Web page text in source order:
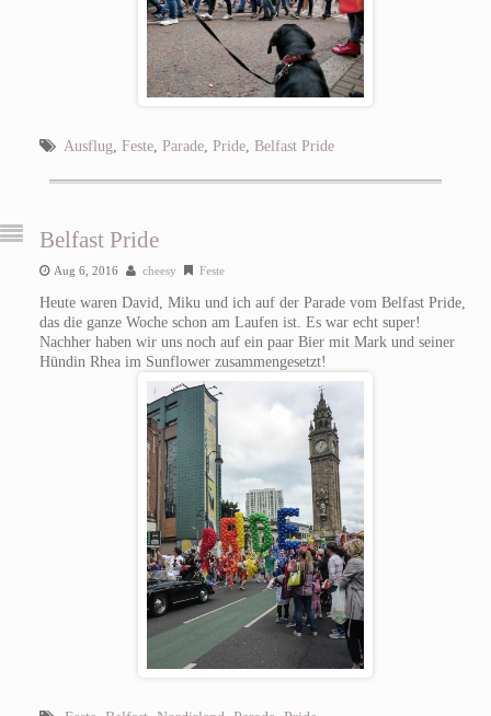
Ausflug Feste, Parade, Pride, Belfast Pride
Belfast Pride
Aug 6, 2016 cheesy Feste
Heute waren David, Miku und ich auf der Parade vom Belfast Pride,
das die ganze Woche schon am Laufen ist. Es war echt super!
Nachher haben wir uns noch auf ein paar Bier mit Mark und seiner
Hündin Rhea im Sunflower zusammengesetzt!